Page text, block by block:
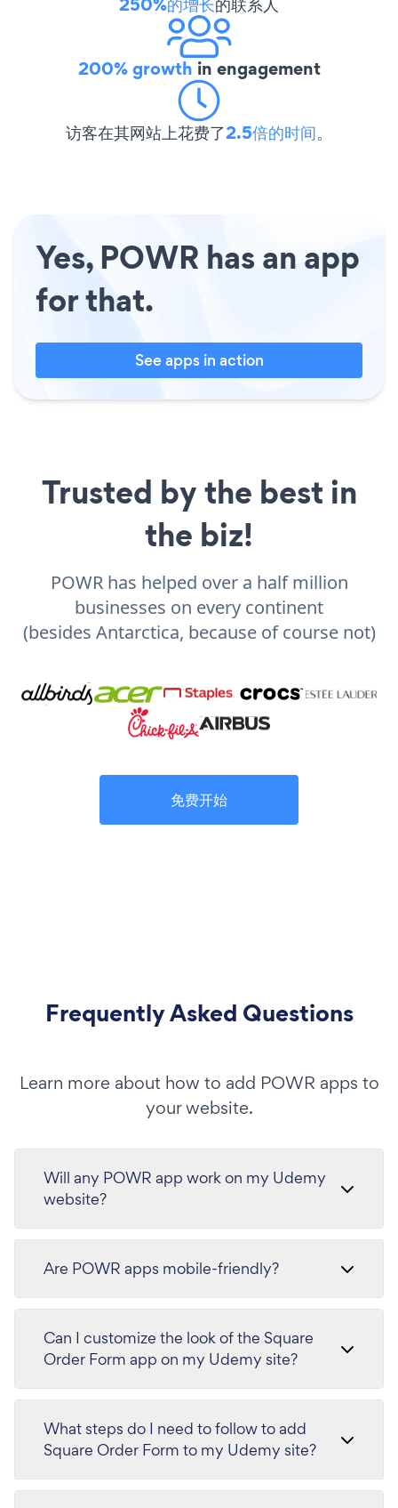
200% growth in engagement
访客在其网站上花费了2.5倍的时间。
Yes, POWR has an app
for that.
See apps in action
Trusted by the best in
the biz!
POWR has helped over a half million
businesses on every continent
(besides Antarctica, because of course not)
免费开始
Frequently Asked Questions
Learn more about how to add POWR apps to
your website.
Will any POWR app work on my Udemy
website?
Are POWR apps mobile-friendly?
Can I customize the look of the Square
Order Form app on my Udemy site?
What steps do I need to follow to add
Square Order Form to my Udemy site?